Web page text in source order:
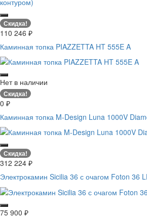
Скидка!
110 246 ₽
Каминная топка PIAZZETTA HT 555E A
Нет в наличии
Скидка!
0 ₽
Каминная топка M-Design Luna 1000V
Скидка!
312 224 ₽
Электрокамин Sicilia 36 с очагом Foton 36
75 900 ₽